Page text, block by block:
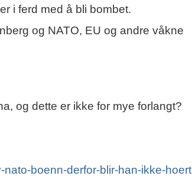
i ferd med å bli bombet.
og NATO, EU og andre våkne
og dette er ikke for mye forlangt?
boenn-derfor-blir-han-ikke-hoert